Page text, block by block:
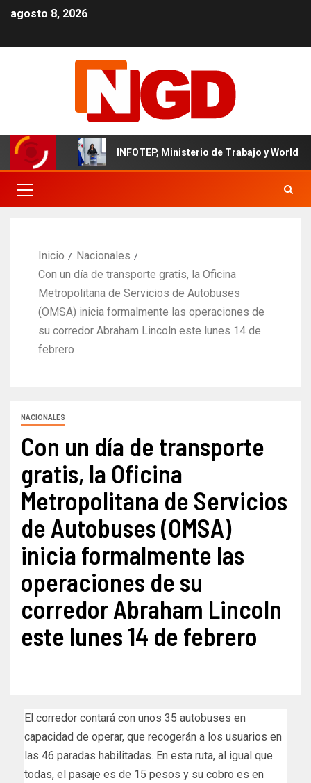
agosto 8, 2026
INFOTEP, Ministerio de Trabajo y World
Inicio
Nacionales
Con un día de transporte gratis, la Oficina
Metropolitana de Servicios de Autobuses
(OMSA) inicia formalmente las operaciones de
su corredor Abraham Lincoln este lunes 14 de
febrero
NACIONALES
Con un día de transporte
gratis, la Oficina
Metropolitana de Servicios
de Autobuses (OMSA)
inicia formalmente las
operaciones de su
corredor Abraham Lincoln
este lunes 14 de febrero
El corredor contará con unos 35 autobuses en
capacidad de operar, que recogerán a los usuarios en
las 46 paradas habilitadas. En esta ruta, al igual que
todas, el pasaje es de 15 pesos y su cobro es en